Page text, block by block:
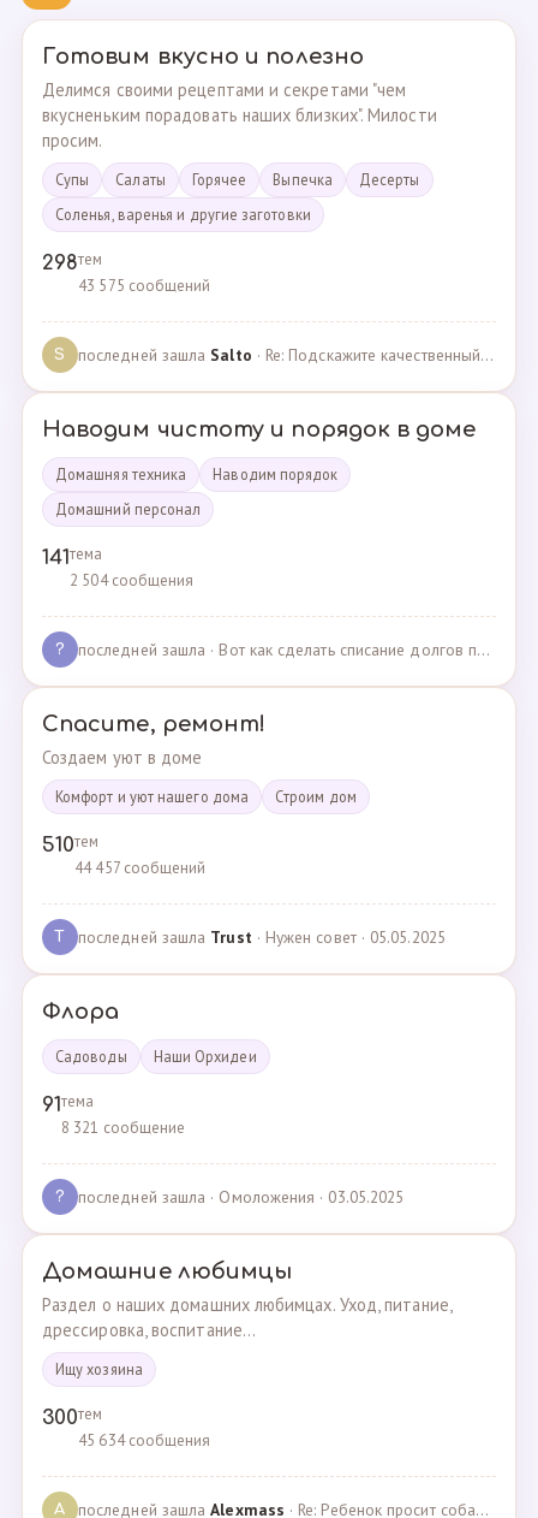
Готовим вкусно и полезно
Делимся своими рецептами и секретами "чем
вкусненьким порадовать наших близких". Милости
просим.
Супы Cалаты Горячее Выпечка
Десерты
Соленья, варенья и другие заготовки
298тем
43 575 сообщений
S последней зашла Salto · Re: Подскажите качественный и крепкий капсульный ко… · 01.09.2024
Наводим чистоту и порядок в доме
Домашняя техника
Наводим порядок
Домашний персонал
141тема
2 504 сообщения
? последней зашла · Вот как сделать списание долгов по жкх? · 02.05.2025
Спасите, ремонт!
Создаем уют в доме
Комфорт и уют нашего дома Cтроим дом
510тем
44 457 сообщений
T последней зашла Trust · Нужен совет · 05.05.2025
Флора
Садоводы Наши Орхидеи
91тема
8 321 сообщение
? последней зашла · Омоложения · 03.05.2025
Домашние любимцы
Раздел о наших домашних любимцах. Уход, питание,
дрессировка, воспитание...
Ищу хозяина
300тем
45 634 сообщения
A последней зашлаAlexmass · Re: Ребенок просит собаку, посоветуйте какую породу… · 30.03.2025